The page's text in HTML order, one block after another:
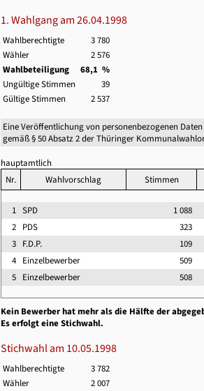
1. Wahlgang am 26.04.1998
Wahlberechtigte
3 780
Wähler
2 576
Wahlbeteiligung
68,1 %
Ungültige Stimmen
39
Gültige Stimmen
2 537
Eine Veröffentlichung von personenbezogenen
gemäß § 50 Absatz 2 der Thüringer
hauptamtlich
Nr.
Wahlvorschlag Stimmen
1 SPD
1 088
2 PDS
323
3 F.D.P.
109
4 Einzelbewerber
509
5 Einzelbewerber 508
Kein Bewerber hat mehr als die Hälfte der
Es erfolgt eine Stichwahl.
Stichwahl am 10.05.1998
Wahlberechtigte
3 782
Wähler
2 007